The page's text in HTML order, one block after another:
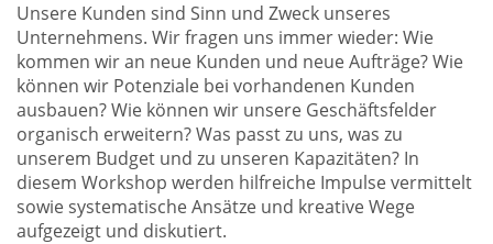
Unsere Kunden sind Sinn und Zweck unseres
Unternehmens. Wir fragen uns immer wieder: Wie
kommen wir an neue Kunden und neue Aufträge? Wie
können wir Potenziale bei vorhandenen Kunden
ausbauen? Wie können wir unsere Geschäftsfelder
organisch erweitern? Was passt zu uns, was zu
unserem Budget und zu unseren Kapazitäten? In
diesem Workshop werden hilfreiche Impulse vermittelt
sowie systematische Ansätze und kreative Wege
aufgezeigt und diskutiert.